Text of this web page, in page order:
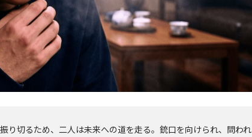
り切るため、二人は未来への道を走る。銃口を向けられ、問われ